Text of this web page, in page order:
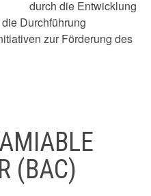
durch die Entwicklung
Durchführung
zur Förderung des
(BAC)